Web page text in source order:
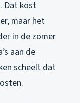
Dat kost
maar het
in de zomer
aan de
scheelt dat